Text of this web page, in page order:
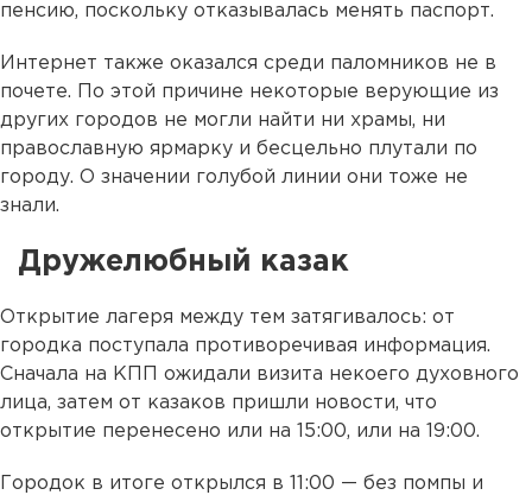
пенсию, поскольку отказывалась менять паспорт.
Интернет также оказался среди паломников не в
почете. По этой причине некоторые верующие из
других городов не могли найти ни храмы, ни
православную ярмарку и бесцельно плутали по
городу. О значении голубой линии они тоже не
знали.
Дружелюбный казак
Открытие лагеря между тем затягивалось: от
городка поступала противоречивая информация.
Сначала на КПП ожидали визита некоего духовного
лица, затем от казаков пришли новости, что
открытие перенесено или на 15:00, или на 19:00.
Городок в итоге открылся в 11:00 — без помпы и